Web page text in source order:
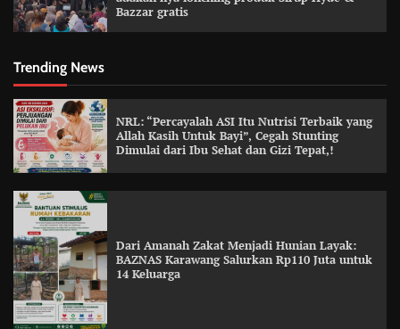
Bazzar gratis
Trending News
NRL: “Percayalah ASI Itu Nutrisi Terbaik yang
Allah Kasih Untuk Bayi”, Cegah Stunting
Dimulai dari Ibu Sehat dan Gizi Tepat,!
Dari Amanah Zakat Menjadi Hunian Layak:
BAZNAS Karawang Salurkan Rp110 Juta untuk
14 Keluarga